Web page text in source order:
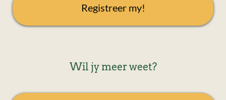
Registreer my!
Wil jy meer weet?